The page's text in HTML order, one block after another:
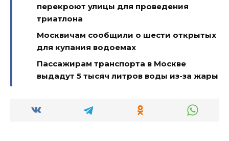
перекроют улицы для проведения
триатлона
Москвичам сообщили о шести открытых
для купания водоемах
Пассажирам транспорта в Москве
выдадут 5 тысяч литров воды из-за жары